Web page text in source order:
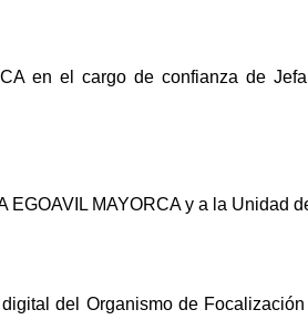
en el cargo de confianza de
MAYORCA y a la Unidad
del Organismo de